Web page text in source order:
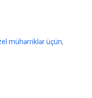
mühərriklər üçün,